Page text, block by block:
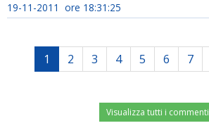
19-11-2011 ore 18:31:25
1 2 3 4 5 6 7
Visualizza tutti i commenti